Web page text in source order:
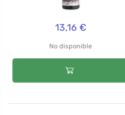
13,16 €
No disponible